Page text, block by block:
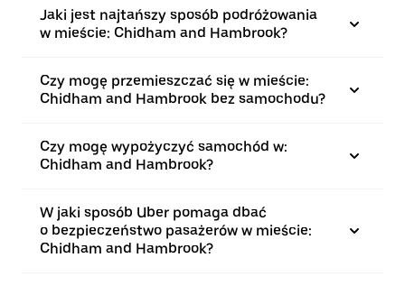
Jaki jest najtańszy sposób podróżowania
w mieście: Chidham and Hambrook?
Czy mogę przemieszczać się w mieście:
Chidham and Hambrook bez samochodu?
Czy mogę wypożyczyć samochód w:
Chidham and Hambrook?
W jaki sposób Uber pomaga dbać
o bezpieczeństwo pasażerów w mieście:
Chidham and Hambrook?